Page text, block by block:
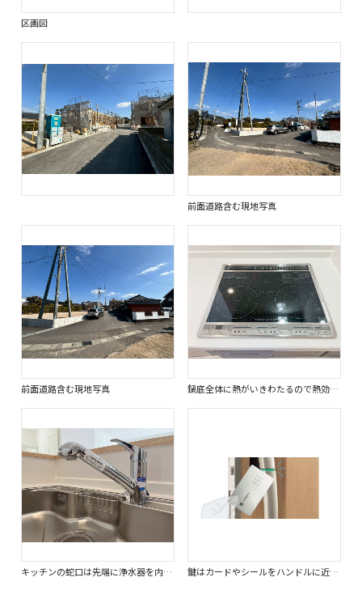
区画図
前面道路含む現地写真
前面道路含む現地写真 鍋底全体に熱がいきわたるので熱効率が良いのが特徴です。掃除もしやすいので清潔な環境を維持できます。
キッチンの蛇口は先端に浄水器を内蔵しているためスペースを取らず、見た目もスッキリしています。 鍵はカードやシールをハンドルに近づけるだけで開け閉め出来きます。